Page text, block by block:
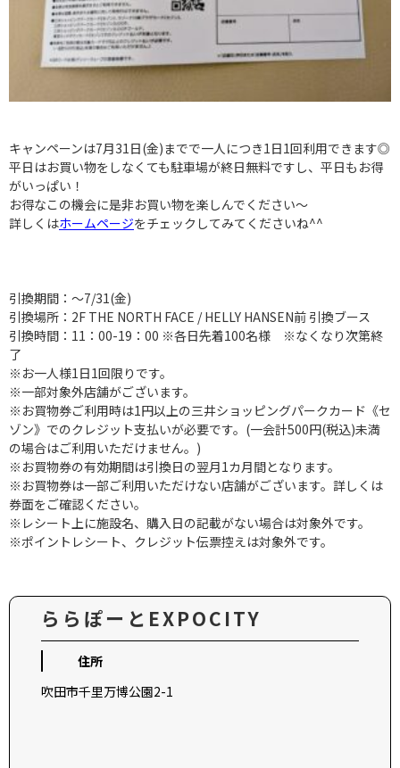
キャンペーンは7月31日(金)までで一人につき1日1回利用できます◎
平日はお買い物をしなくても駐車場が終日無料ですし、平日もお得
がいっぱい！
お得なこの機会に是非お買い物を楽しんでください～
詳しくはホームページをチェックしてみてくださいね^^
引換期間：～7/31(金)
引換場所：2F THE NORTH FACE / HELLY HANSEN前 引換ブース
引換時間：11：00-19：00 ※各日先着100名様 ※なくなり次第終
了
※お一人様1日1回限りです。
※一部対象外店舗がございます。
※お買物券ご利用時は1円以上の三井ショッピングパークカード《セ
ゾン》でのクレジット支払いが必要です。(一会計500円(税込)未満
の場合はご利用いただけません。)
※お買物券の有効期間は引換日の翌月1カ月間となります。
※お買物券は一部ご利用いただけない店舗がございます。詳しくは
券面をご確認ください。
※レシート上に施設名、購入日の記載がない場合は対象外です。
※ポイントレシート、クレジット伝票控えは対象外です。
ららぽーとEXPOCITY
住所
吹田市千里万博公園2-1